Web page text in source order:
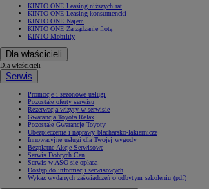
KINTO ONE Leasing niższych rat
KINTO ONE Leasing konsumencki
KINTO ONE Najem
KINTO ONE Zarządzanie flotą
KINTO Mobility
Dla właścicieli
Dla właścicieli
Serwis
Promocje i sezonowe usługi
Pozostałe oferty serwisu
Rezerwacja wizyty w serwisie
Gwarancja Toyota Relax
Pozostałe Gwarancje Toyoty
Ubezpieczenia i naprawy blacharsko-lakiernicze
Innowacyjne usługi dla Twojej wygody
Bezpłatne Akcje Serwisowe
Serwis Dobrych Cen
Serwis w ASO się opłaca
Dostęp do informacji serwisowych
Wykaz wydanych zaświadczeń o odbytym szkoleniu (pdf)